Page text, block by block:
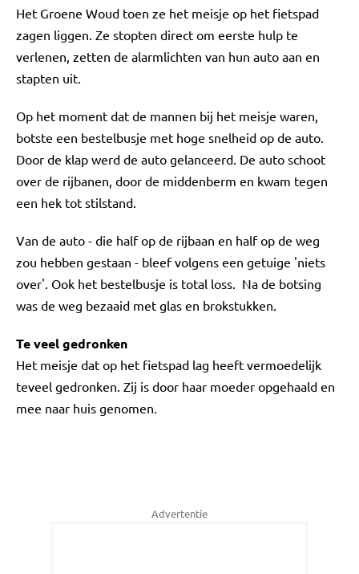
Het Groene Woud toen ze het meisje op het fietspad
zagen liggen. Ze stopten direct om eerste hulp te
verlenen, zetten de alarmlichten van hun auto aan en
stapten uit.
Op het moment dat de mannen bij het meisje waren,
botste een bestelbusje met hoge snelheid op de auto.
Door de klap werd de auto gelanceerd. De auto schoot
over de rijbanen, door de middenberm en kwam tegen
een hek tot stilstand.
Van de auto - die half op de rijbaan en half op de weg
zou hebben gestaan - bleef volgens een getuige 'niets
over'. Ook het bestelbusje is total loss. Na de botsing
was de weg bezaaid met glas en brokstukken.
Te veel gedronken
Het meisje dat op het fietspad lag heeft vermoedelijk
teveel gedronken. Zij is door haar moeder opgehaald en
mee naar huis genomen.
Advertentie